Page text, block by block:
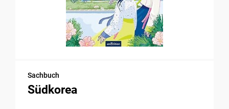
Sachbuch
Südkorea